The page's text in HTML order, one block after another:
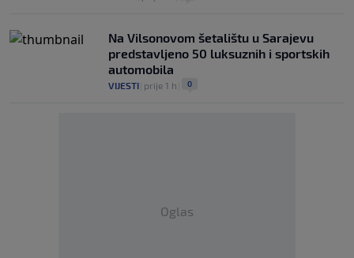
Na Vilsonovom šetalištu u Sarajevu
predstavljeno 50 luksuznih i sportskih
automobila
VIJESTI prije 1 h 0
Oglas